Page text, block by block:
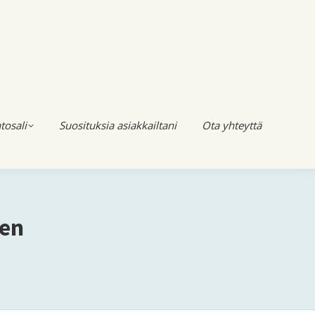
Suosituksia asiakkailtani Ota yhteyttä